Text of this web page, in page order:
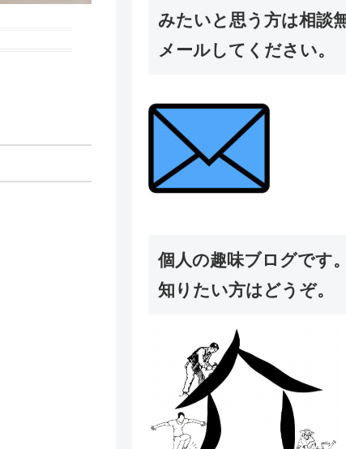
みたいと思う方は相談
メールしてください。
個人の趣味ブログです
知りたい方はどうぞ。